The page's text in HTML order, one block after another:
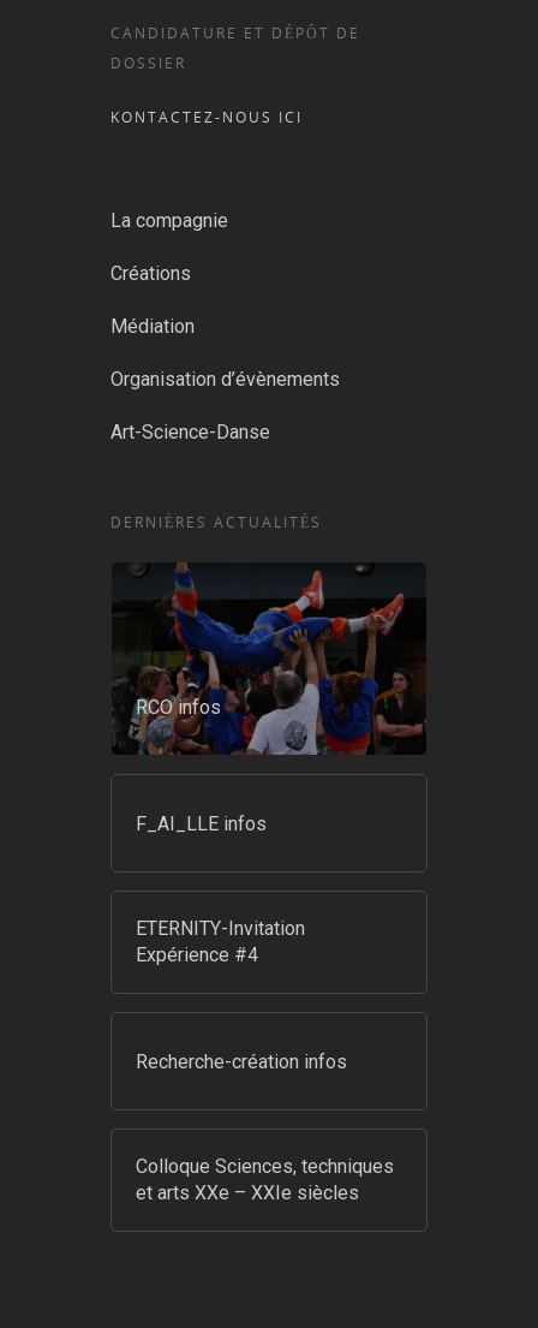
CANDIDATURE ET DÉPÔT DE
DOSSIER
KONTACTEZ-NOUS ICI
La compagnie
Créations
Médiation
Organisation d’évènements
Art-Science-Danse
DERNIÈRES ACTUALITÉS
RCO infos
F_AI_LLE infos
ETERNITY-Invitation
Expérience #4
Recherche-création infos
Colloque Sciences, techniques
et arts XXe – XXIe siècles